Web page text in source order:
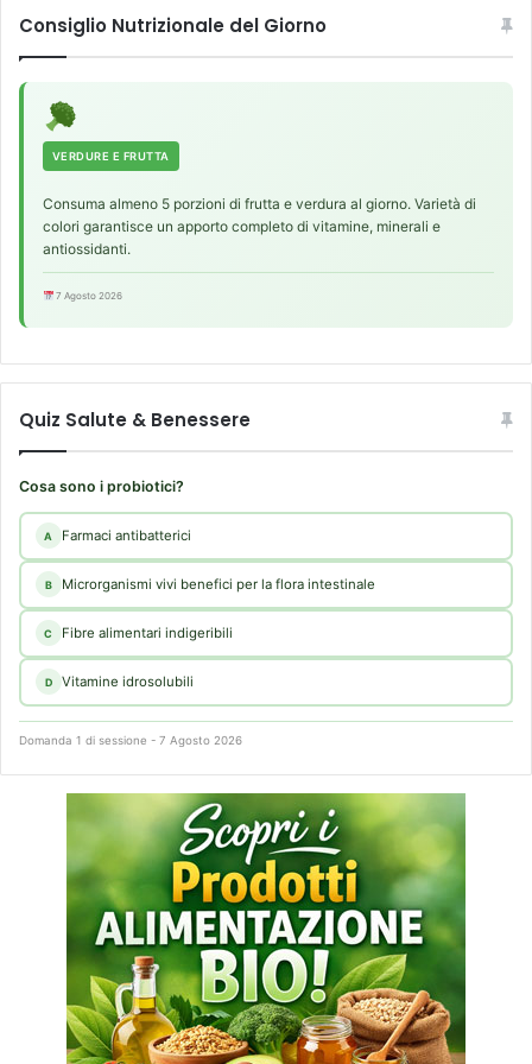
.
i
Consiglio Nutrizionale del Giorno
VERDURE E FRUTTA
Consuma almeno 5 porzioni di frutta e verdura al giorno. Varietà di
colori garantisce un apporto completo di vitamine, minerali e
antiossidanti.
7 Agosto 2026
Quiz Salute & Benessere
Cosa sono i probiotici?
A Farmaci antibatterici
B Microrganismi vivi benefici per la flora intestinale
C Fibre alimentari indigeribili
D Vitamine idrosolubili
Domanda 1 di sessione - 7 Agosto 2026